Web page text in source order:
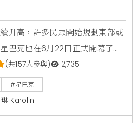
升高，許多民眾開始規劃東部或
巴克也在6月22日正式開幕了位
蓮理想門市」，這間門市以其獨
，瞬間成為社群媒體上最熱門的
設計運用了溫潤的柚木，搭配充
則能飽覽靜謐的落羽松湖景，為
(共157人參與) 2,735
#星巴克
Karolin